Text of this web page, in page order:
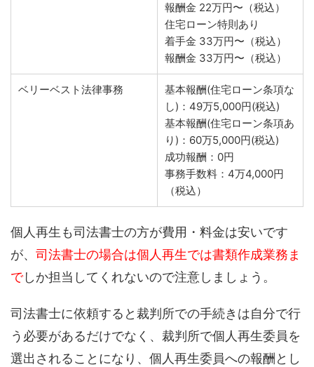
報酬金 22万円〜（税込）
住宅ローン特則あり
着手金 33万円〜（税込）
報酬金 33万円〜（税込）
ベリーベスト法律事務
基本報酬(住宅ローン条項な
し)：49万5,000円(税込)
基本報酬(住宅ローン条項あ
り)：60万5,000円(税込)
成功報酬：0円
事務手数料：4万4,000円
（税込）
個人再生も司法書士の方が費用・料金は安いです
が、 司法書士の場合は個人再生では書類作成業務ま
でしか担当してくれないので注意しましょう。
司法書士に依頼すると裁判所での手続きは自分で行
う必要があるだけでなく、裁判所で個人再生委員を
選出されることになり、個人再生委員への報酬とし